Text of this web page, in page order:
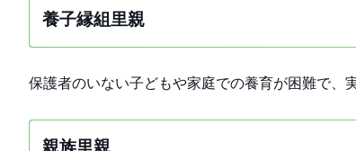
養子縁組里親
保護者のいない子どもや家庭での養育が困難で、
親族里親